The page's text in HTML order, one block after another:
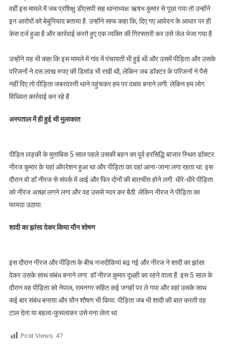
वहीं इस मामले में जब प्रशिक्षु डीएसपी सह थानाध्यक्ष ऋषभ कुमार से पूछा गया तो उन्होंने
इन आरोपों को बेबुनियाद बताया है. उन्होंने साफ कहा कि, दिए गए आवेदन के आधार पर ही
केस दर्ज हुआ है और कार्रवाई करते हुए एक व्यक्ति की गिरफ्तारी कर उसे जेल भेजा गया है.
उन्होंने यह भी कहा कि इस मामले में गांव में पंचायती भी हुई थी और उसमें पीड़िता और उसके
परिजनों ने दस लाख रुपए की डिमांड भी रखी थी, लेकिन जब डॉक्टर के परिजनों ने पैसे
नहीं दिए तो पीड़िता जबरदस्ती थाने पहुंचकर हम पर दबाव बनाने लगी. लेकिन हम लोग
विधिवत कार्रवाई कर रहे है.
अस्पताल में ही हुई थी मुलाकात
पीड़ित लड़की के मुताबिक 5 साल पहले उसकी बहन का पूर्व हरसिद्धि बाजार स्थित डॉक्टर
नीरज कुमार के यहां ऑपरेशन हुआ था और पीड़िता का वहां आना-जाना लगा रहता था. इस
दौरान वो डॉ नीरज से संपर्क में आई और फिर दोनों की बातचीत होने लगी. धीरे-धीरे पीड़िता
को नीरज अच्छा लगने लगा और वह उससे प्यार कर बैठी. लेकिन नीरज ने पीड़िता का
फायदा उठाया.
शादी का झांसा देकर किया यौन शोषण
इस दौरान नीरज और पीड़िता के बीच नजदीकियां बढ़ गई और नीरज ने शादी का झांसा
देकर उसके साथ संबंध बनाने लगा. डॉ नीरज कुमार दूधही का रहने वाला है. इस 5 साल के
दौरान वह पीड़िता को नेपाल, रामनगर सहित कई जगहों पर ले गया और वहां उसके साथ
कई बार संबंध बनाया और यौन शौषण भी किया. पीड़िता जब भी शादी की बात करती वह
टाल देता या बहला-फुसलाकर उसे मना लेता था.
Post Views: 47